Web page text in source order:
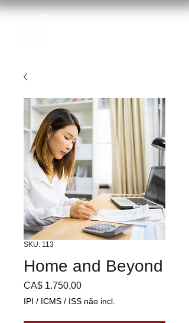
SKU: 113
Home and Beyond
CA$ 1.750,00Preço
IPI / ICMS / ISS não incl.